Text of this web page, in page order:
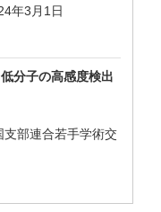
年3月1日
分⼦の⾼感度検出
⽀部連合若⼿学術交